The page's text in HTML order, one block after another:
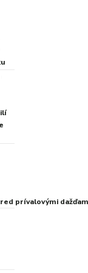
prívalovými